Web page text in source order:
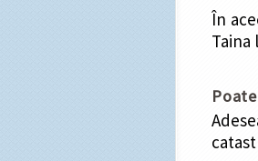
În
Taina